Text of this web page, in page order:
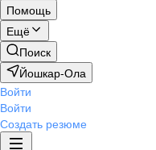
Помощь
Ещё
Поиск
Йошкар-Ола
Войти
Войти
Создать резюме